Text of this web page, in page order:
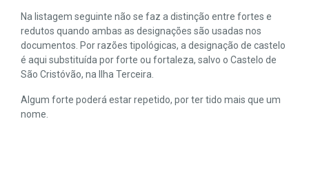
Na listagem seguinte não se faz a distinção entre fortes e
redutos quando ambas as designações são usadas nos
documentos. Por razões tipológicas, a designação de castelo
é aqui substituída por forte ou fortaleza, salvo o Castelo de
São Cristóvão, na Ilha Terceira.
Algum forte poderá estar repetido, por ter tido mais que um
nome.